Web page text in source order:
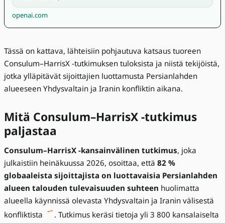
openai.com
Tässä on kattava, lähteisiin pohjautuva katsaus tuoreen
Consulum–HarrisX -tutkimuksen tuloksista ja niistä tekijöistä,
jotka ylläpitävät sijoittajien luottamusta Persianlahden
alueeseen Yhdysvaltain ja Iranin konfliktin aikana.
Mitä Consulum–HarrisX -tutkimus
paljastaa
Consulum–HarrisX -kansainvälinen tutkimus, joka
julkaistiin heinäkuussa 2026, osoittaa, että 82 %
globaaleista sijoittajista on luottavaisia Persianlahden
alueen talouden tulevaisuuden suhteen huolimatta
alueella käynnissä olevasta Yhdysvaltain ja Iranin välisestä
konfliktista
. Tutkimus keräsi tietoja yli 3 800 kansalaiselta